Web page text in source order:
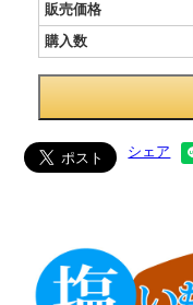
販売価格
購入数
シェア